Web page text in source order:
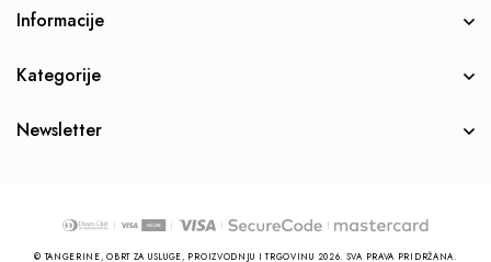
Informacije
Kategorije
Newsletter
© TANGERINE, OBRT ZA USLUGE, PROIZVODNJU I TRGOVINU 2026. SVA PRAVA PRIDRŽANA.